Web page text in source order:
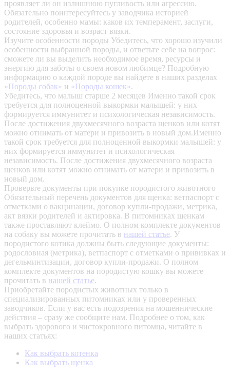
проявляет ли он излишнюю пугливость или агрессию.
Обязательно поинтересуйтесь у заводчика историей
родителей, особенно мамы: каков их темперамент, заслуги,
состояние здоровья и возраст вязки.
Изучите особенности породы Убедитесь, что хорошо изучили
особенности выбранной породы, и ответьте себе на вопрос:
сможете ли вы выделить необходимое время, ресурсы и
энергию для заботы о своем новом любимце? Подробную
информацию о каждой породе вы найдете в наших разделах
«Породы собак» и «Породы кошек».
Убедитесь, что малыш старше 2 месяцев Именно такой срок
требуется для полноценной выкормки малышей: у них
формируется иммунитет и психологическая независимость.
После достижения двухмесячного возраста щенков или котят
можно отнимать от матери и привозить в новый дом.Именно
такой срок требуется для полноценной выкормки малышей: у
них формируется иммунитет и психологическая
независимость. После достижения двухмесячного возраста
щенков или котят можно отнимать от матери и привозить в
новый дом.
Проверьте документы при покупке породистого животного
Обязательный перечень документов для щенка: ветпаспорт с
отметками о вакцинации, договор купли-продажи, метрика,
акт вязки родителей и актировка. В питомниках щенкам
также проставляют клеймо. О полном комплекте документов
на собаку вы можете прочитать в нашей статье. У
породистого котика должны быть следующие документы:
родословная (метрика), ветпаспорт с отметками о прививках и
дегельминтизации, договор купли-продажи. О полном
комплекте документов на породистую кошку вы можете
прочитать в нашей статье.
Приобретайте породистых животных только в
специализированных питомниках или у проверенных
заводчиков. Если у вас есть подозрения на мошеннические
действия – сразу же сообщите нам. Подробнее о том, как
выбрать здорового и чистокровного питомца, читайте в
наших статьях:
Как выбрать котенка
Как выбрать щенка